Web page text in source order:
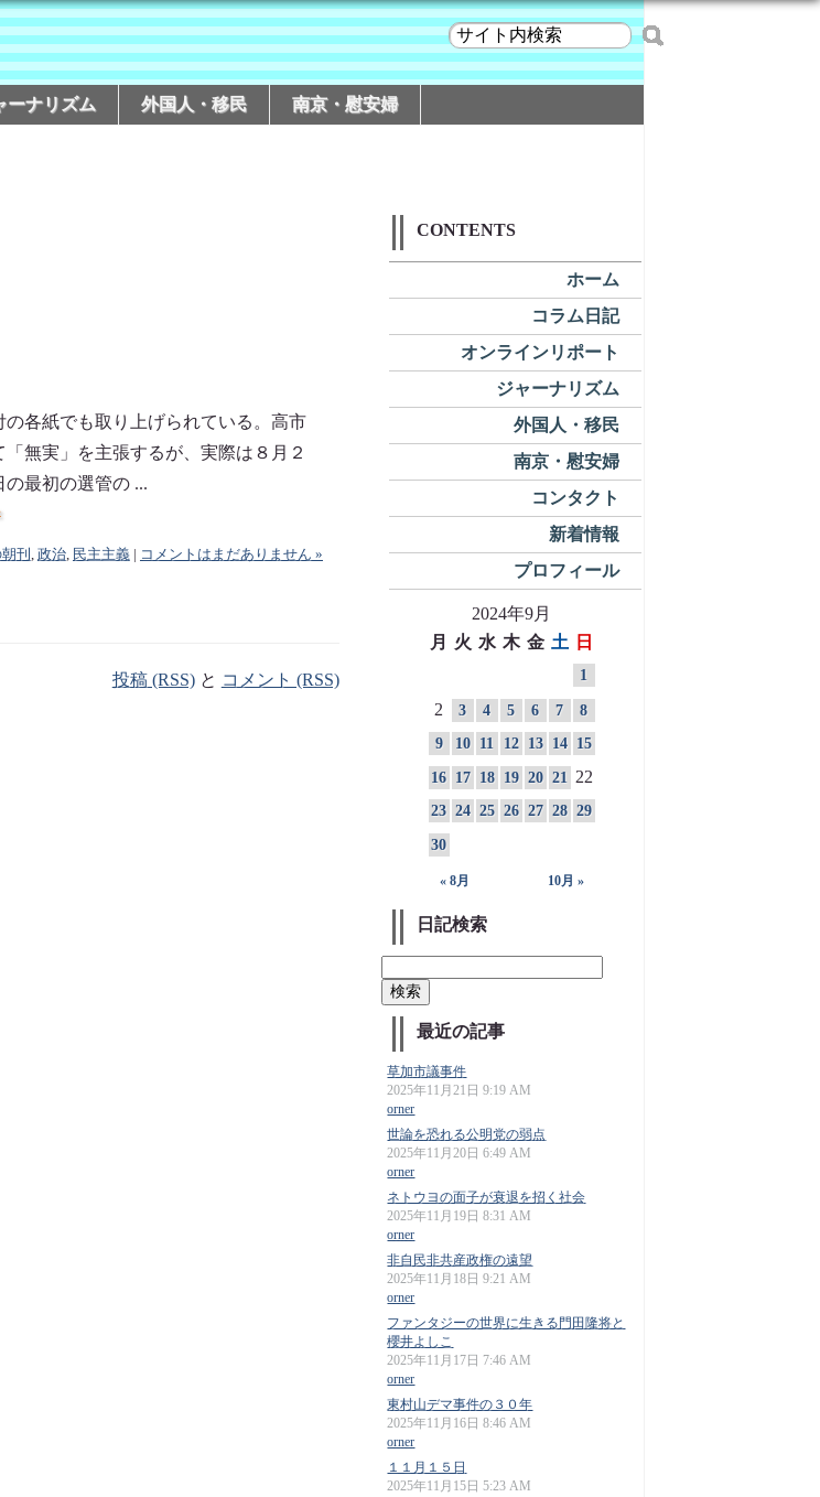
ーナリズム 外国人・移民 南京・慰安婦
各紙でも取り上げられている。高市
無実」を主張するが、実際は８月２
最初の選管の ...
刊 , 政治, 民主主義| コメントはまだありません »
投稿 (RSS)と コメント (RSS)
CONTENTS
ホーム
コラム日記
オンラインリポート
ジャーナリズム
外国人・移民
南京・慰安婦
コンタクト
新着情報
プロフィール
2024年9月
月 火 水 木 金 土 日
« 8月 10月 »
1
2 3 4 5 6 7
8
9
10 11 12 13 14 15
16 17 18 19 20 21 22
23 24 25 26 27 28 29
30
日記検索
最近の記事
草加市議事件
2025年11月21日 9:19 AM
orner
世論を恐れる公明党の弱点
2025年11月20日 6:49 AM
orner
ネトウヨの面子が衰退を招く社会
2025年11月19日 8:31 AM
orner
非自民非共産政権の遠望
2025年11月18日 9:21 AM
orner
ファンタジーの世界に生きる門田隆将と
櫻井よしこ
2025年11月17日 7:46 AM
orner
東村山デマ事件の３０年
2025年11月16日 8:46 AM
orner
１１月１５日
2025年11月15日 5:23 AM